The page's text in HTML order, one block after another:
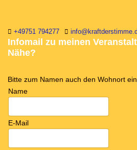
+49751 794277
Infomail zu meinen
Nähe?
Bitte zum Namen auch den Wohnort
Name
E-Mail